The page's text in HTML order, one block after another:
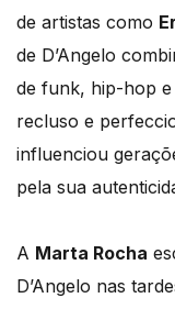
de artistas como
de D’Angelo
de funk, hip-hop
recluso e
influenciou
pela sua
A Marta Rocha
D’Angelo nas